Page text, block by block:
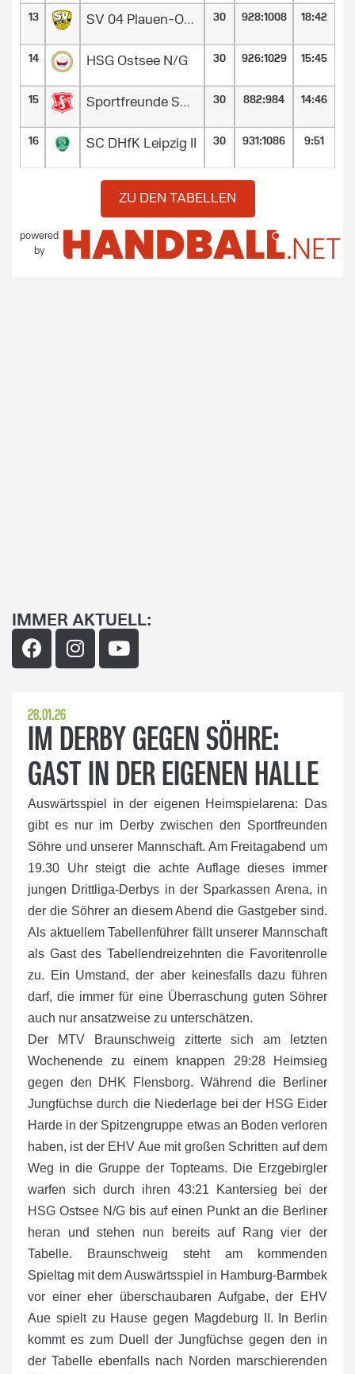
13 SV 04 Plauen-Oberlosa 30 928:1008 18:42
14 HSG Ostsee N/G 30 926:1029 15:45
15 Sportfreunde Söhre von 1947 30 882:984 14:46
16 SC DHfK Leipzig II 30 931:1086 9:51
ZU DEN TABELLEN
powered
by
IMMER AKTUELL:
28.01.26
IM DERBY GEGEN SÖHRE:
GAST IN DER EIGENEN HALLE
Auswärtsspiel in der eigenen Heimspielarena: Das
gibt es nur im Derby zwischen den Sportfreunden
Söhre und unserer Mannschaft. Am Freitagabend um
19.30 Uhr steigt die achte Auflage dieses immer
jungen Drittliga-Derbys in der Sparkassen Arena, in
der die Söhrer an diesem Abend die Gastgeber sind.
Als aktuellem Tabellenführer fällt unserer Mannschaft
als Gast des Tabellendreizehnten die Favoritenrolle
zu. Ein Umstand, der aber keinesfalls dazu führen
darf, die immer für eine Überraschung guten Söhrer
auch nur ansatzweise zu unterschätzen.
Der MTV Braunschweig zitterte sich am letzten
Wochenende zu einem knappen 29:28 Heimsieg
gegen den DHK Flensborg. Während die Berliner
Jungfüchse durch die Niederlage bei der HSG Eider
Harde in der Spitzengruppe etwas an Boden verloren
haben, ist der EHV Aue mit großen Schritten auf dem
Weg in die Gruppe der Topteams. Die Erzgebirgler
warfen sich durch ihren 43:21 Kantersieg bei der
HSG Ostsee N/G bis auf einen Punkt an die Berliner
heran und stehen nun bereits auf Rang vier der
Tabelle. Braunschweig steht am kommenden
Spieltag mit dem Auswärtsspiel in Hamburg-Barmbek
vor einer eher überschaubaren Aufgabe, der EHV
Aue spielt zu Hause gegen Magdeburg II. In Berlin
kommt es zum Duell der Jungfüchse gegen den in
der Tabelle ebenfalls nach Norden marschierenden